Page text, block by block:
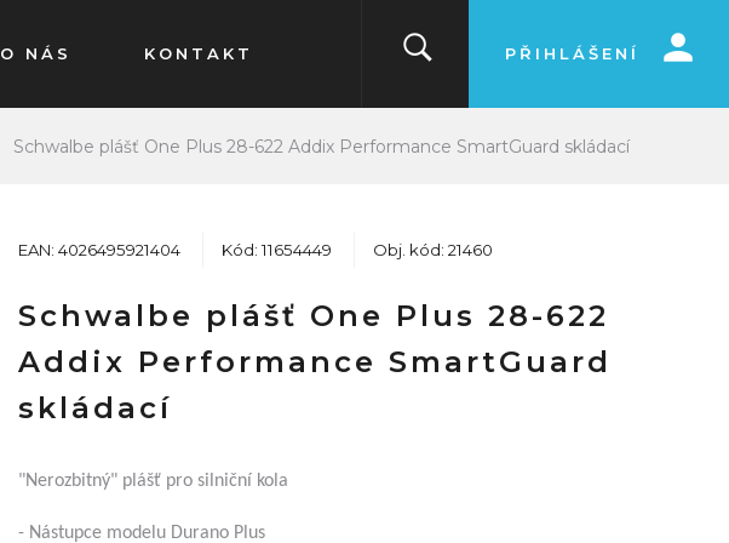
O NÁS KONTAKT PŘIHLÁŠENÍ
Schwalbe plášť One Plus 28-622 Addix Performance SmartGuard skládací
EAN: 4026495921404 Kód: 11654449 Obj. kód: 21460
Schwalbe plášť One Plus 28-622
Addix Performance SmartGuard
skládací
"Nerozbitný" plášť pro silniční kola
- Nástupce modelu Durano Plus